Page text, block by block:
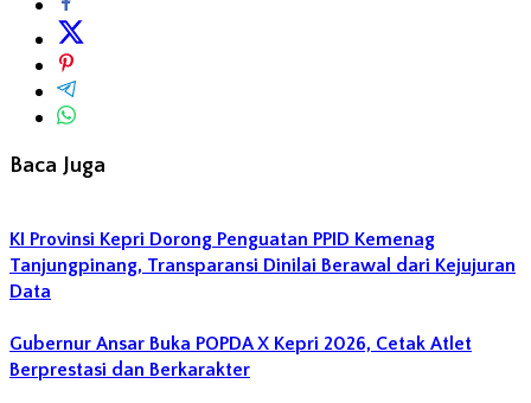
Baca Juga
KI Provinsi Kepri Dorong Penguatan PPID Kemenag
Tanjungpinang, Transparansi Dinilai Berawal dari Kejujuran
Data
Gubernur Ansar Buka POPDA X Kepri 2026, Cetak Atlet
Berprestasi dan Berkarakter